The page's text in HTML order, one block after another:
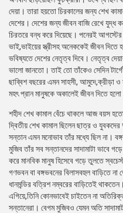
দেয়া। তারা হয়তো চিরকালের জন্য শেখ
দেশের। দেশের জন্য জীবন বাজি রেখে যুদ্ধ
চিরতরে বন্ধ করে দিয়েছে। পনেরই আগস্টের
ভাই,ভাইয়ের স্ত্রীসহ অনেককেই জীবন দিতে
ভবিষ্যতে দেশের নেতৃত্ব দিবে। নেতৃত্ব
ভালো জানতো। তাই তো তাঁকেও সেদিন
ছাব্বিশ বছরের এমন সাহসী, আমুদে,ক্রীড়া
মহৎ প্রান মানুষকে অকালেই জীবন দিতে হলো
শহীদ শেখ কামাল বেঁচে থাকলে আজ বয়স
দ্বিতীয় শেখ কামাল ছিলেন ছাত্র ও
সন্তান এমন মনোভাব তাঁর মধ্যে ছিল না।
মুজিব তাঁর সব সন্তানদের সাদামাটা ভাবে
করে মানবিক মানুষ হিসেবে গড়ে তুলতে
গণভবন বা বঙ্গভবনের বিলাসবহুল বাড়িতে না
ধানমন্ডির বত্রিশ নম্বরের বাড়িতেই
এগিয়ে,তিনি কোনভাবেই চাইতেন না
সন্তানেরা। বেগম মুজিবও যেমন অতি